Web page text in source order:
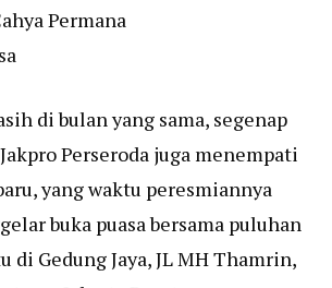
Permana
di bulan yang sama, segenap
Perseroda juga menempati
yang waktu peresmiannya
buka puasa bersama puluhan
di Gedung Jaya, JL MH Thamrin,